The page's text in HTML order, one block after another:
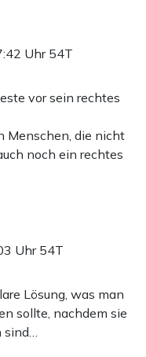
Uhr 54T
vor sein rechtes
Menschen, die nicht
noch ein rechtes
Uhr 54T
Lösung, was man
sollte, nachdem sie
sind…